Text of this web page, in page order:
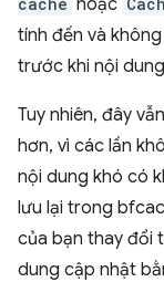
tính đến và
trước khi nội
Tuy nhiên, đây
hơn, vì các lần
nội dung khó có
lưu lại trong
của bạn thay đổi
dung cập nhật